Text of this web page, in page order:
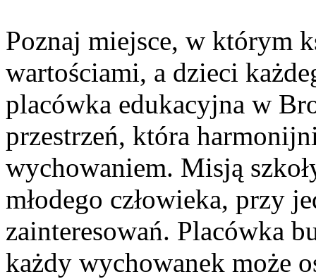
Poznaj miejsce, w którym
wartościami, a dzieci
placówka edukacyjna w
przestrzeń, która
wychowaniem. Misją
młodego człowieka, przy
zainteresowań. Placówka
każdy wychowanek może